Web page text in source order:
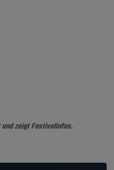
zeigt Festivalinfos.